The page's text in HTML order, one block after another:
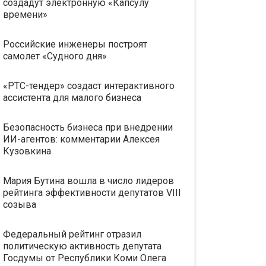
создадут электронную «Капсулу
времени»
Российские инженеры построят
самолет «Судного дня»
«РТС-тендер» создаст интерактивного
ассистента для малого бизнеса
Безопасность бизнеса при внедрении
ИИ-агентов: комментарии Алексея
Кузовкина
Мария Бутина вошла в число лидеров
рейтинга эффективности депутатов VIII
созыва
Федеральный рейтинг отразил
политическую активность депутата
Госдумы от Республики Коми Олега